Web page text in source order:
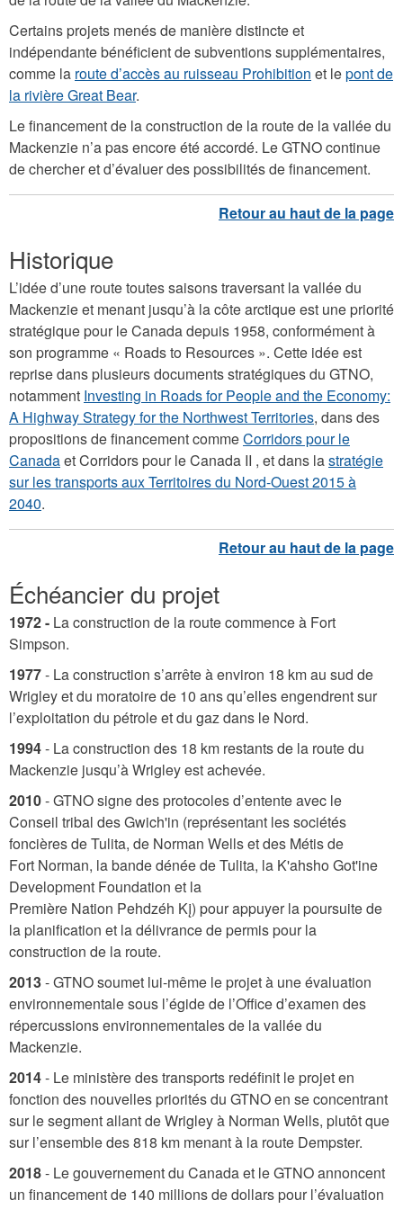
Certains projets menés de manière distincte et
indépendante bénéficient de subventions supplémentaires,
comme la route d’accès au ruisseau Prohibition et lepont de
la rivière Great Bear.
Le financement de la construction de la route de la vallée du
Mackenzie n’a pas encore été accordé. Le GTNO continue
de chercher et d’évaluer des possibilités de financement.
Historique
L’idée d’une route toutes saisons traversant la vallée du
Mackenzie et menant jusqu’à la côte arctique est une priorité
stratégique pour le Canada depuis 1958, conformément à
son programme « Roads to Resources ». Cette idée est
reprise dans plusieurs documents stratégiques du GTNO,
notamment Investing in Roads for People and the Economy:
A Highway Strategy for the Northwest Territories, dans des
propositions de financement commeCorridors pour le
Canadaet Corridors pour le Canada II , et dans lastratégie
sur les transports aux Territoires du Nord-Ouest 2015 à
2040.
Échéancier du projet
1972 - La construction de la route commence à Fort
Simpson.
1977- La construction s’arrête à environ 18 km au sud de
Wrigley et du moratoire de 10 ans qu’elles engendrent sur
l’exploitation du pétrole et du gaz dans le Nord.
1994- La construction des 18 km restants de la route du
Mackenzie jusqu’à Wrigley est achevée.
2010- GTNO signe des protocoles d’entente avec le
Conseil tribal des Gwich'in (représentant les sociétés
foncières de Tulita, de Norman Wells et des Métis de
Fort Norman, la bande dénée de Tulita, la K'ahsho Got'ine
Development Foundation et la
Première Nation Pehdzéh Kį) pour appuyer la poursuite de
la planification et la délivrance de permis pour la
construction de la route.
2013- GTNO soumet lui-même le projet à une évaluation
environnementale sous l’égide de l’Office d’examen des
répercussions environnementales de la vallée du
Mackenzie.
2014- Le ministère des transports redéfinit le projet en
fonction des nouvelles priorités du GTNO en se concentrant
sur le segment allant de Wrigley à Norman Wells, plutôt que
sur l’ensemble des 818 km menant à la route Dempster.
2018- Le gouvernement du Canada et le GTNO annoncent
un financement de 140 millions de dollars pour l’évaluation